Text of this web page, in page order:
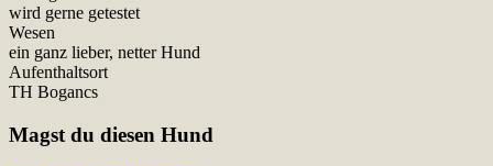
wird gerne getestet
Wesen
ein ganz lieber, netter Hund
Aufenthaltsort
TH Bogancs
Magst du diesen Hund